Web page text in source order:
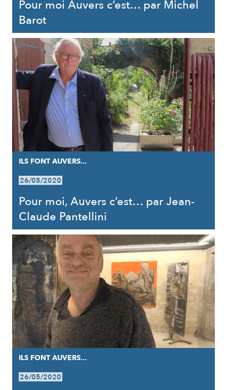
Pour moi Auvers c’est… par Michel
Barot
ILS FONT AUVERS...
26/05/2020
Pour moi, Auvers c’est… par Jean-
Claude Pantellini
ILS FONT AUVERS...
26/05/2020